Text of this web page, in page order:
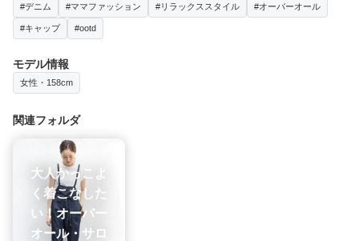
#デニム #ママファッション #リラックススタイル #オーバーオール
#キャップ #ootd
モデル情報
女性・158cm
関連フォルダ
大人かっこよ
く着こなした
い！オーバー
オール・サロ